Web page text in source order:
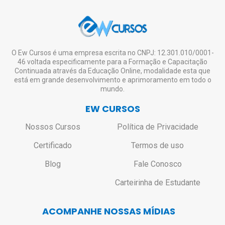
vontade, mesmo não tendo interesse em
solicitar o certificado de todos ou de nenhum.
Não haverá bloqueio ou restrição de
acesso aos alunos que não solicitarem o
certificado.
em contato pelo e-mail:
contato@ewcursos.com.br, para verificar o
O Ew Cursos é uma empresa escrita no CNPJ: 12.301.010/0001-
46 voltada especificamente para a Formação e Capacitação
Continuada através da Educação Online, modalidade esta que
está em grande desenvolvimento e aprimoramento em todo o
mundo.
EW CURSOS
Nossos Cursos
Certificado
Blog
Política de Privacidade
Termos de uso
Fale Conosco
Carteirinha de Estudante
ACOMPANHE NOSSAS MÍDIAS